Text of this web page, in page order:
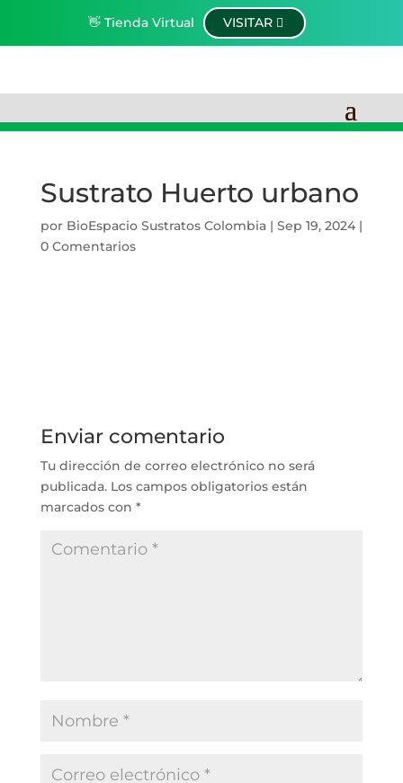
👋 Tienda Virtual VISITAR
Sustrato Huerto urbano
por BioEspacio Sustratos Colombia| Sep 19, 2024|
0 Comentarios
Enviar comentario
Tu dirección de correo electrónico no será
publicada. Los campos obligatorios están
marcados con *